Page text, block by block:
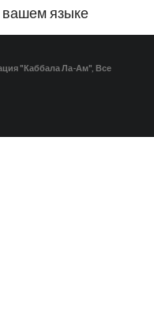
вашем языке
"Каббала Ла-Ам", Все